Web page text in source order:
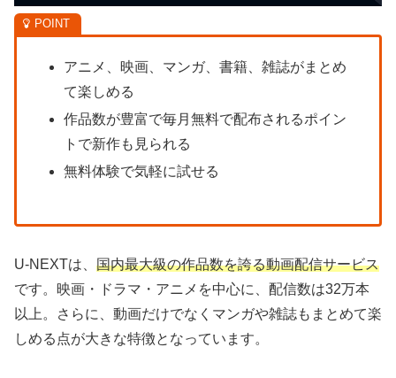
アニメ、映画、マンガ、書籍、雑誌がまとめ
て楽しめる
作品数が豊富で毎月無料で配布されるポイン
トで新作も見られる
無料体験で気軽に試せる
U-NEXTは、 国内最大級の作品数を誇る動画配信サービス
です。映画・ドラマ・アニメを中心に、配信数は32万本
以上。さらに、動画だけでなくマンガや雑誌もまとめて楽
しめる点が大きな特徴となっています。